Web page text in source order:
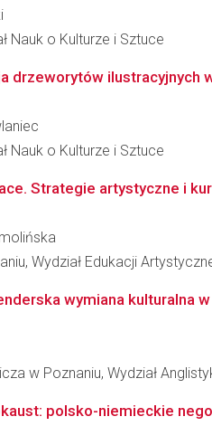
Nauk o Kulturze i Sztuce
drzeworytów ilustracyjnych
Nauk o Kulturze i Sztuce
Strategie artystyczne i
Wydział Edukacji
wymiana kulturalna
w Poznaniu, Wydział
polsko-niemieckie